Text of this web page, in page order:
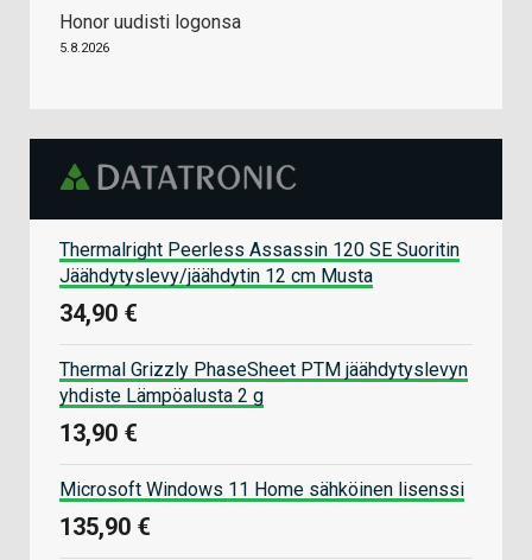
Honor uudisti logonsa
5.8.2026
Thermalright Peerless Assassin 120 SE Suoritin
Jäähdytyslevy/jäähdytin 12 cm Musta
34,90 €
Thermal Grizzly PhaseSheet PTM jäähdytyslevyn
yhdiste Lämpöalusta 2 g
13,90 €
Microsoft Windows 11 Home sähköinen lisenssi
135,90 €